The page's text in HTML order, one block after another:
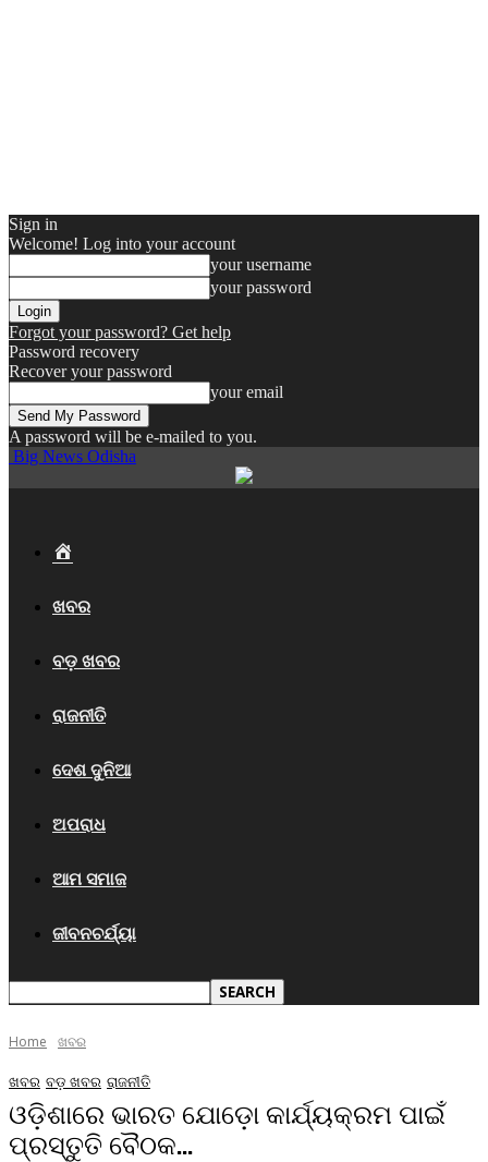
Sign in
Welcome! Log into your account
your username
your password
Forgot your password? Get help
Password recovery
Recover your password
your email
A password will be e-mailed to you.
Big News Odisha
ଖବର
ବଡ଼ ଖବର
ରାଜନୀତି
ଦେଶ ଦୁନିଆ
ଅପରାଧ
ଆମ ସମାଜ
ଜୀବନଚର୍ଯ୍ୟା
Home ଖବର
ଖବର ବଡ଼ ଖବର ରାଜନୀତି
ଓଡ଼ିଶାରେ ଭାରତ ଯୋଡ଼ୋ କାର୍ଯ୍ୟକ୍ରମ ପାଇଁ
ପ୍ରସ୍ତୁତି ବୈଠକ…